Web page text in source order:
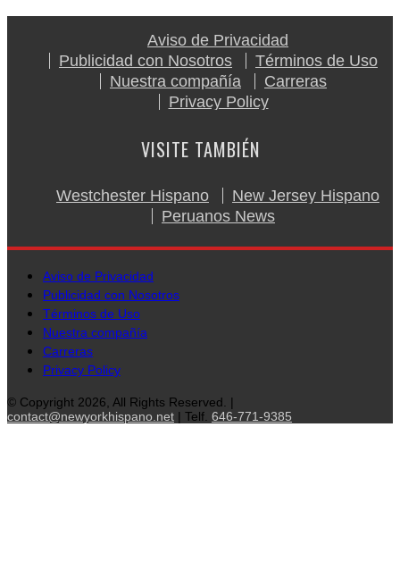
Aviso de Privacidad
Publicidad con Nosotros
Términos de Uso
Nuestra compañía
Carreras
Privacy Policy
VISITE TAMBIÉN
Westchester Hispano
New Jersey Hispano
Peruanos News
Aviso de Privacidad
Publicidad con Nosotros
Términos de Uso
Nuestra compañía
Carreras
Privacy Policy
© Copyright 2026, All Rights Reserved. |
contact@newyorkhispano.net | Telf. 646-771-9385